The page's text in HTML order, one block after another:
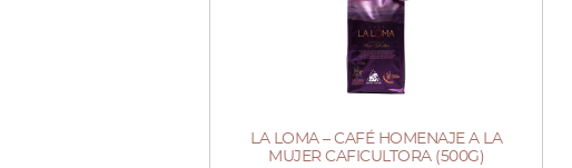
LA LOMA – CAFÉ HOMENAJE A LA
MUJER CAFICULTORA (500G)